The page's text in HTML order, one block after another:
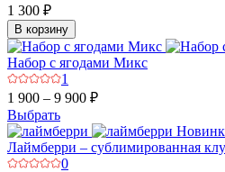
1 300 ₽
В корзину
Набор с ягодами Микс
1
1 900 – 9 900 ₽
Выбрать
Лаймберри – сублимированная
0